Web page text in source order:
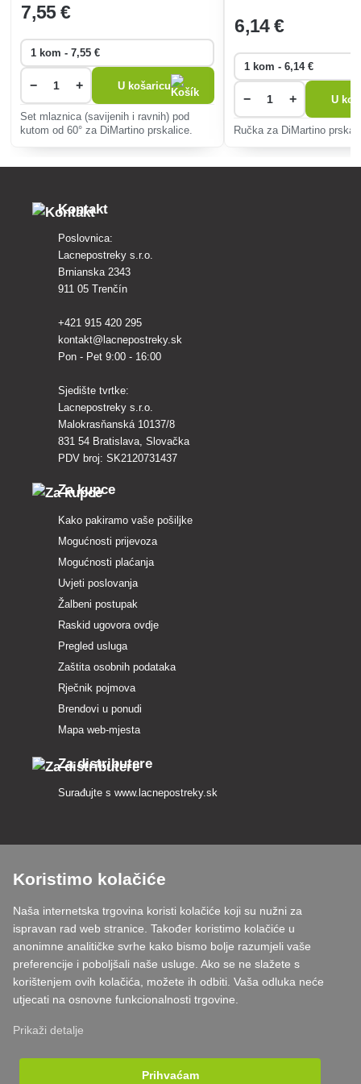
7,55 €
− + U košaricu
Set mlaznica (savijenih i ravnih) pod
kutom od 60° za DiMartino prskalice.
6,14 €
− + U
Ručka za DiMartino
Kontakt
Poslovnica:
Lacnepostreky s.r.o.
Brnianska 2343
911 05 Trenčín
+421 915 420 295
kontakt@lacnepostreky.sk
Pon - Pet 9:00 - 16:00
Sjedište tvrtke:
Lacnepostreky s.r.o.
Malokrasňanská 10137/8
831 54 Bratislava, Slovačka
PDV broj: SK2120731437
Za kupce
Kako pakiramo vaše pošiljke
Mogućnosti prijevoza
Mogućnosti plaćanja
Uvjeti poslovanja
Žalbeni postupak
Raskid ugovora ovdje
Pregled usluga
Zaštita osobnih podataka
Rječnik pojmova
Brendovi u ponudi
Mapa web-mjesta
Za distributere
Surađujte s www.lacnepostreky.sk
Uvijek ćemo vas profesionalno savjetovati
Reklamacije obrađujemo u roku od 24 sata
85% robe na zalihi
Dostava u roku od 24 sata od ponedjeljka do petka
Koristimo kolačiće
Naša internetska trgovina koristi kolačiće koji su nužni za
ispravan rad web stranice. Također koristimo kolačiće u
anonimne analitičke svrhe kako bismo bolje razumjeli vaše
preferencije i poboljšali naše usluge. Ako se ne slažete s
korištenjem ovih kolačića, možete ih odbiti. Vaša odluka neće
utjecati na osnovne funkcionalnosti trgovine.
Prikaži detalje
Prihvaćam